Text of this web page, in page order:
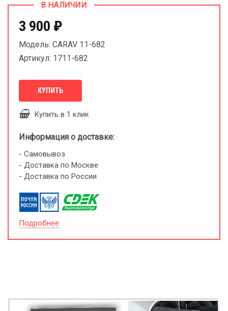
3 900 ₽
Модель: CARAV 11-682
Артикул: 1711-682
КУПИТЬ
Купить в 1 клик
Информация о доставке:
- Самовывоз
- Доставка по Москве
- Доставка по России
Подробнее
В НАЛИЧИИ